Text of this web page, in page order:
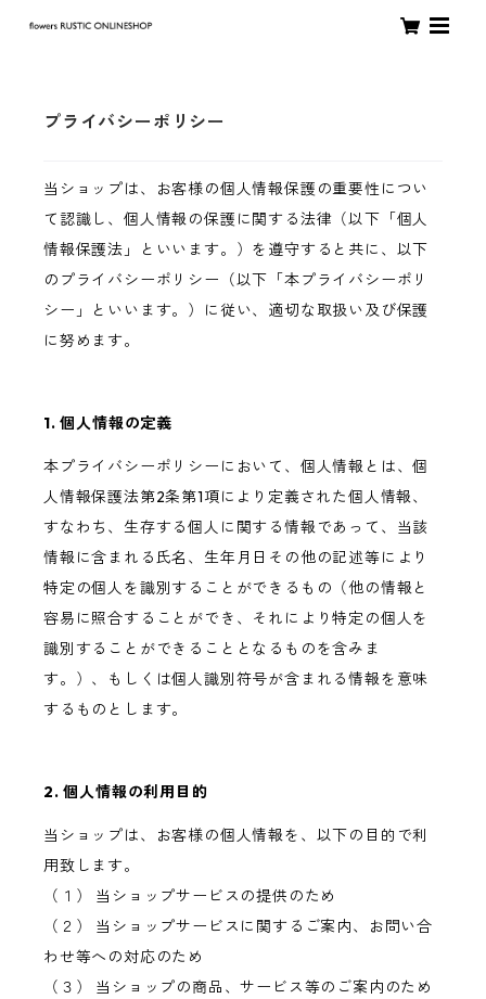
プライバシーポリシー
当ショップは、お客様の個人情報保護の重要性につい
て認識し、個人情報の保護に関する法律（以下「個人
情報保護法」といいます。）を遵守すると共に、以下
のプライバシーポリシー（以下「本プライバシーポリ
シー」といいます。）に従い、適切な取扱い及び保護
に努めます。
1. 個人情報の定義
本プライバシーポリシーにおいて、個人情報とは、個
人情報保護法第2条第1項により定義された個人情報、
すなわち、生存する個人に関する情報であって、当該
情報に含まれる氏名、生年月日その他の記述等により
特定の個人を識別することができるもの（他の情報と
容易に照合することができ、それにより特定の個人を
識別することができることとなるものを含みま
す。）、もしくは個人識別符号が含まれる情報を意味
するものとします。
2. 個人情報の利用目的
当ショップは、お客様の個人情報を、以下の目的で利
用致します。
（１） 当ショップサービスの提供のため
（２） 当ショップサービスに関するご案内、お問い合
わせ等への対応のため
（３） 当ショップの商品、サービス等のご案内のため